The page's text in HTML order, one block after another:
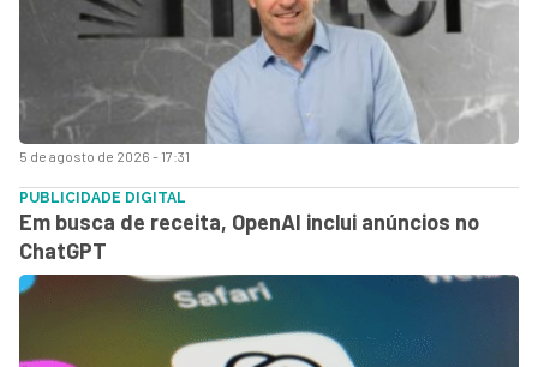
5 de agosto de 2026 - 17:31
PUBLICIDADE DIGITAL
Em busca de receita, OpenAI inclui anúncios no
ChatGPT